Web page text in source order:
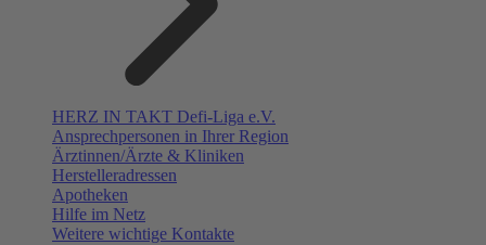
HERZ IN TAKT Defi-Liga e.V.
Ansprechpersonen in Ihrer Region
Ärztinnen/Ärzte & Kliniken
Herstelleradressen
Apotheken
Hilfe im Netz
Weitere wichtige Kontakte